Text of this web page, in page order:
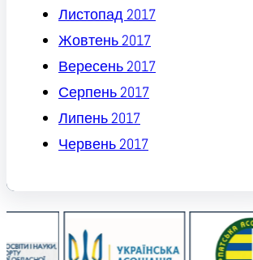
Листопад 2017
Жовтень 2017
Вересень 2017
Серпень 2017
Липень 2017
Червень 2017